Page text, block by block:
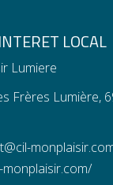
LOCAL
Lumiere
Frères Lumière,
monplaisir.com/